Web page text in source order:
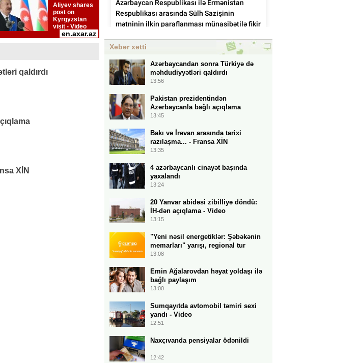
qaldırdı
XİN
Xəbər xətti
Azərbaycandan sonra Türkiyə də
məhdudiyyətləri qaldırdı
13:56
Pakistan prezidentindən
Azərbaycanla bağlı açıqlama
13:45
Bakı və İrəvan arasında tarixi
razılaşma... - Fransa XİN
13:35
4 azərbaycanlı cinayət başında
yaxalandı
13:24
20 Yanvar abidəsi zibilliyə döndü:
İH-dən açıqlama - Video
13:15
"Yeni nəsil energetiklər: Şəbəkənin
memarları" yarışı, regional tur
13:08
Emin Ağalarovdan həyat yoldaşı ilə
bağlı paylaşım
13:00
Sumqayıtda avtomobil təmiri sexi
yandı - Video
12:51
Naxçıvanda pensiyalar ödənildi
12:42